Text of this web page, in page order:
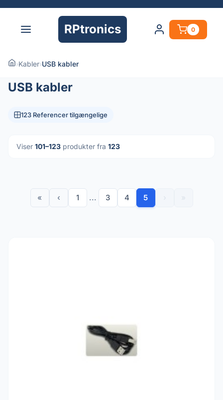
RPtronics 0
›Kabler›USB kabler
USB kabler
123 Referencer tilgængelige
Viser 101–123 produkter fra 123
« ‹ 1 ... 3 4 5